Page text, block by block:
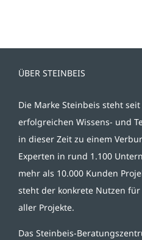
ÜBER STEINBEIS
Die Marke Steinbeis steht
erfolgreichen Wissens- und
in dieser Zeit zu einem
Experten in rund 1.100
mehr als 10.000 Kunden
steht der konkrete Nutzen
aller Projekte.
Das Steinbeis-